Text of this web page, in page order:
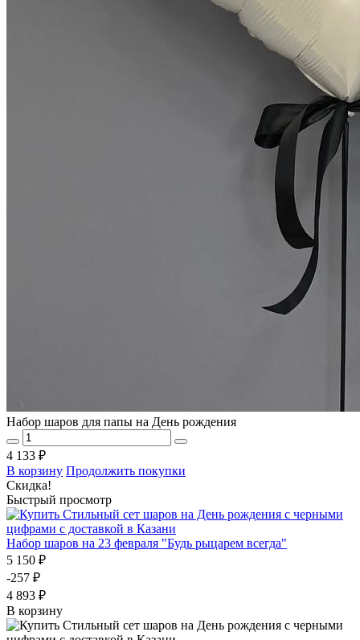
Набор шаров для папы на День рождения
4 133 ₽
В корзину Продолжить покупки
Скидка!
Быстрый просмотр
Набор шаров на 23 февраля "Будь рыцарем всегда"
5 150 ₽
-257 ₽
4 893 ₽
В корзину